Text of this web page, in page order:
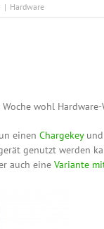
| Hardware
wohl
einen Chargekeyund
genutzt werden
auch eine Variante